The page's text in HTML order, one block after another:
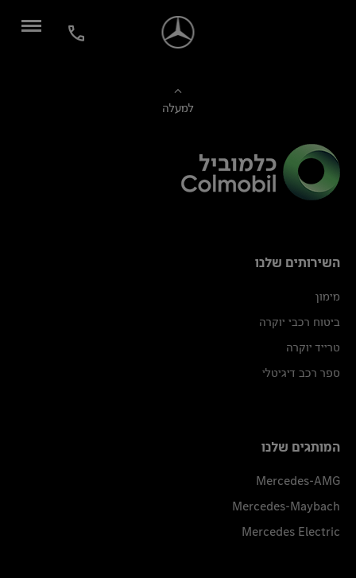
למעלה
השירותים שלנו
מימון
ביטוח רכבי יוקרה
טרייד יוקרה
ספר רכב דיגיטלי
המותגים שלנו
Mercedes-AMG
Mercedes-Maybach
Mercedes Electric